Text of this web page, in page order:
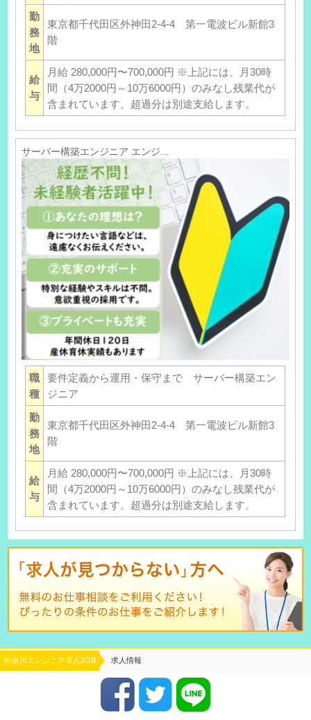
勤
務
地
東京都千代田区外神田2-4-4 第一電波ビル新館3
階
給
与
月給 280,000円〜700,000円 ※上記には、月30時
間（4万2000円～10万6000円）のみなし残業代が
含まれています。超過分は別途支給します。
サーバー構築エンジニア エンジ...
職
種
要件定義から運用・保守まで サーバー構築エン
ジニア
勤
務
地
東京都千代田区外神田2-4-4 第一電波ビル新館3
階
給
与
月給 280,000円〜700,000円 ※上記には、月30時
間（4万2000円～10万6000円）のみなし残業代が
含まれています。超過分は別途支給します。
神奈川エンジニア求人JOB 求人情報